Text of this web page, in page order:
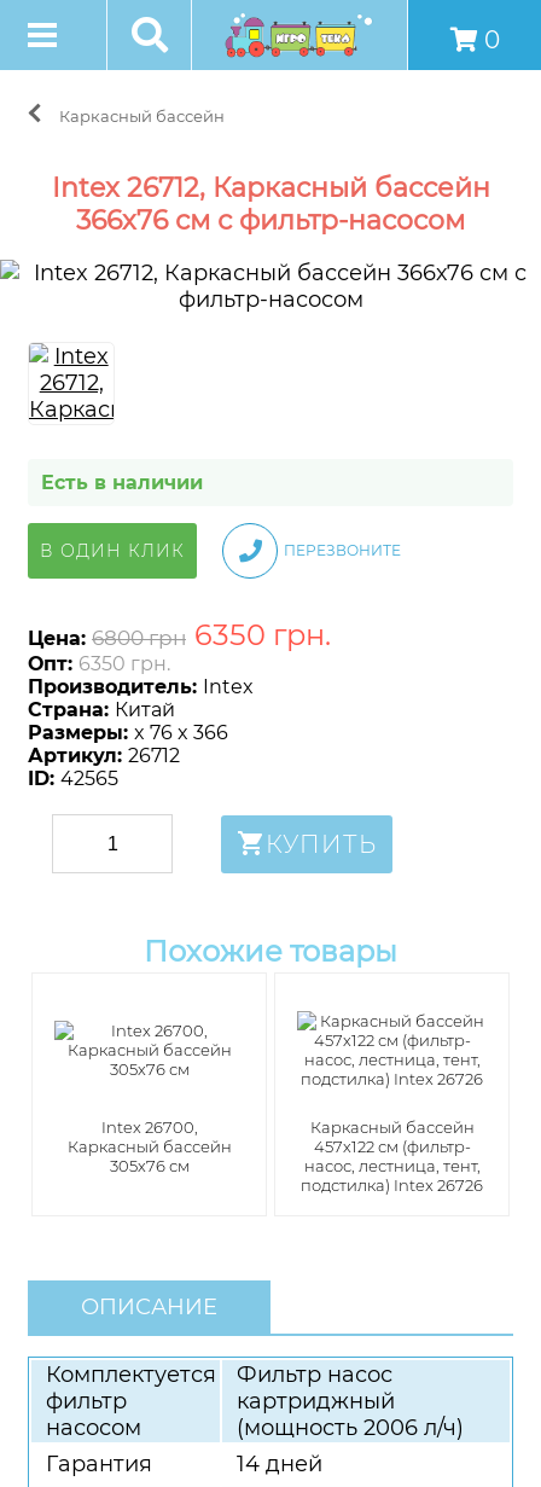
0
Каркасный бассейн
Intex 26712, Каркасный бассейн
366х76 см с фильтр-насосом
Есть в наличии
В ОДИН КЛИК ПЕРЕЗВОНИТЕ
Цена: 6800 грн 6350 грн.
Опт: 6350 грн.
Производитель: Intex
Страна: Китай
Размеры: x 76 x 366
Артикул: 26712
ID: 42565
КУПИТЬ
Похожие товары
Intex 26700,
Каркасный бассейн
305х76 см
Каркасный бассейн
457х122 см (фильтр-
насос, лестница, тент,
подстилка) Intex 26726
ОПИСАНИЕ
Комплектуется
фильтр
насосом
Фильтр насос
картриджный
(мощность 2006 л/ч)
Гарантия
14 дней